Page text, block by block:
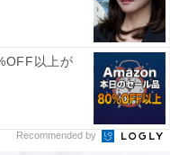
All About ニュース編集
ら世の中の動きまで、暮
？」を分かりやすく伝え
金や仕事、恋愛、ITに関
答するほか、エンタメ情
ます。
以上が
Recommended by